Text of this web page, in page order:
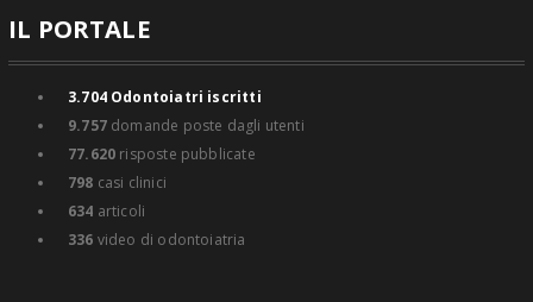
IL PORTALE
3.704Odontoiatri iscritti
9.757domande poste dagli utenti
77.620 risposte pubblicate
798 casi clinici
634 articoli
336 video di odontoiatria